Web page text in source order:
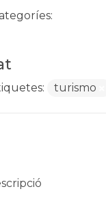
turismo